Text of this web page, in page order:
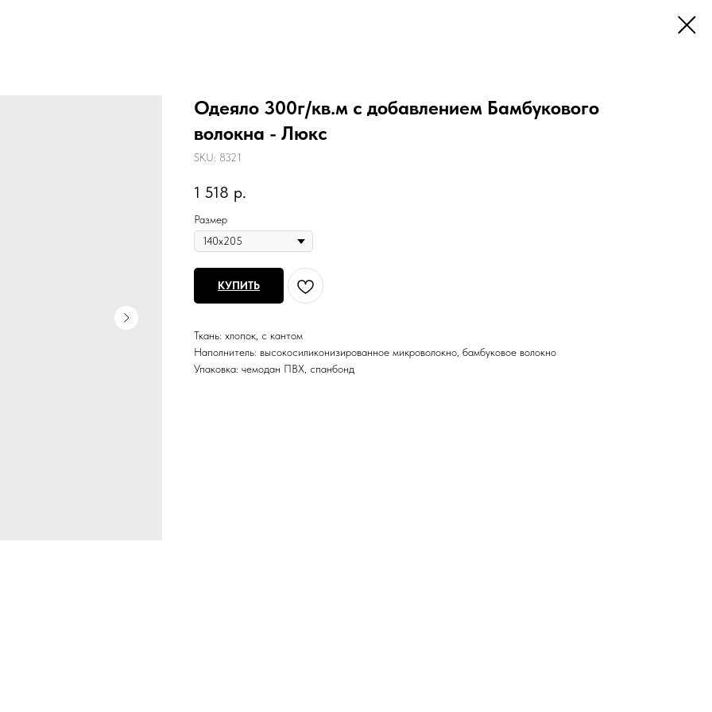
Одеяло 300г/кв.м с добавлением Бамбукового
волокна - Люкс
SKU: 8321
1 518 р.
Размер
КУПИТЬ
Ткань: хлопок, с кантом
Наполнитель: высокосиликонизированное микроволокно, бамбуковое волокно
Упаковка: чемодан ПВХ, спанбонд